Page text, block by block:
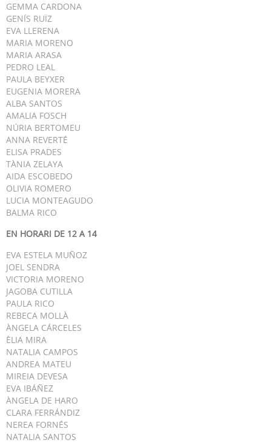
GEMMA CARDONA
GENÍS RUÏZ
EVA LLERENA
MARIA MORENO
MARIA ARASA
PEDRO LEAL
PAULA BEYXER
EUGENIA MORERA
ALBA SANTOS
AMALIA FOSCH
NÚRIA BERTOMEU
ANNA REVERTÉ
ELISA PRADES
TÀNIA ZELAYA
AIDA ESCOBEDO
OLIVIA ROMERO
LUCIA MONTEAGUDO
BALMA RICO
EN HORARI DE 12 A 14
EVA ESTELA MUÑOZ
JOEL SENDRA
VICTORIA MORENO
JAGOBA CUTILLA
PAULA RICO
REBECA MOLLÀ
ÀNGELA CÁRCELES
ÈLIA MIRA
NATALIA CAMPOS
ANDREA MATEU
MIREIA DEVESA
EVA IBÁÑEZ
ÀNGELA DE HARO
CLARA FERRÁNDIZ
NEREA FORNÉS
NATALIA SANTOS